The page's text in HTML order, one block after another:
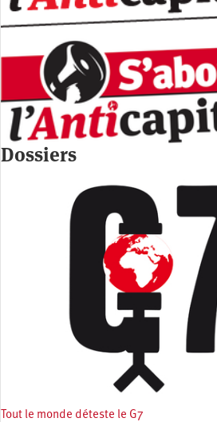
Dossiers
Tout le monde déteste le G7